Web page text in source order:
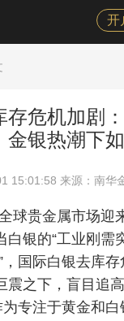
开
存危机加剧
金银热潮下
15:01:58 来源：南华
球贵金属市场迎
白银的“工业刚需
，国际白银去库
震之下，盲目追
为专注于黄金和